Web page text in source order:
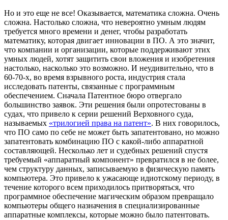
Но и это еще не все! Оказывается, математика сложна. Очень
сложна. Настолько сложна, что невероятно умным людям
требуется много времени и денег, чтобы разработать
математику, которая двигает инновации в ПО. А это значит,
что компании и организации, которые поддерживают этих
умных людей, хотят защитить свои вложения и изобретения
настолько, насколько это возможно. И неудивительно, что в
60-70-х, во время взрывного роста, индустрия стала
исследовать патенты, связанные с программным
обеспечением. Сначала Патентное бюро отвергало
большинство заявок. Эти решения были опротестованы в
судах, что привело к серии решений Верховного суда,
называемых «трилогией права на патент». В них говорилось,
что ПО само по себе не может быть запатентовано, но можно
запатентовать комбинацию ПО с какой-либо аппаратной
составляющей. Несколько лет и судебных решений спустя
требуемый «аппаратный компонент» превратился в не более,
чем структуру данных, записываемую в физическую память
компьютера. Это привело к ужасающе идиотскому периоду, в
течение которого всем приходилось притворяться, что
программное обеспечение магическим образом превращало
компьютеры общего назначения в специализированные
аппаратные комплексы, которые можно было патентовать.